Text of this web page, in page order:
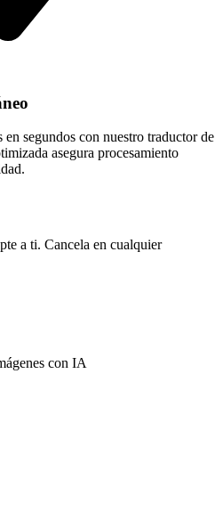
segundos con nuestro traductor de
asegura procesamiento
a ti. Cancela en cualquier
con IA